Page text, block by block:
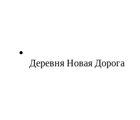
Деревня Новая Дорога